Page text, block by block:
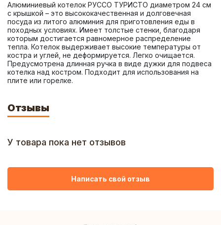
Алюминиевый котелок РУССО ТУРИСТО диаметром 24 см
с крышкой – это высококачественная и долговечная
посуда из литого алюминия для приготовления еды в
походных условиях. Имеет толстые стенки, благодаря
которым достигается равномерное распределение
тепла. Котелок выдерживает высокие температуры от
костра и углей, не деформируется. Легко очищается.
Предусмотрена длинная ручка в виде дужки для подвеса
котелка над костром. Подходит для использования на
плите или горелке.
Отзывы
У товара пока нет отзывов
Написать свой отзыв